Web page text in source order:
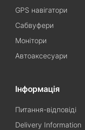
GPS навігатори
Сабвуфери
Монітори
Автоаксесуари
Інформація
Питання-відповіді
Delivery Information